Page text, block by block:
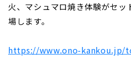
火、マシュマロ焼き体験がセッ
場します。
https://www.ono-kankou.jp/